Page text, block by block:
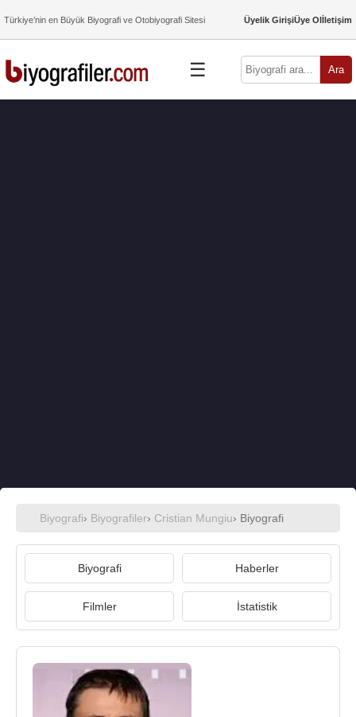
Türkiye’nin en Büyük Biyografi ve Otobiyografi Sitesi Üyelik GirişiÜye Olİletişim
☰ Ara
Biyografi› Biyografiler› Cristian Mungiu› Biyografi
Biyografi Haberler
Filmler İstatistik